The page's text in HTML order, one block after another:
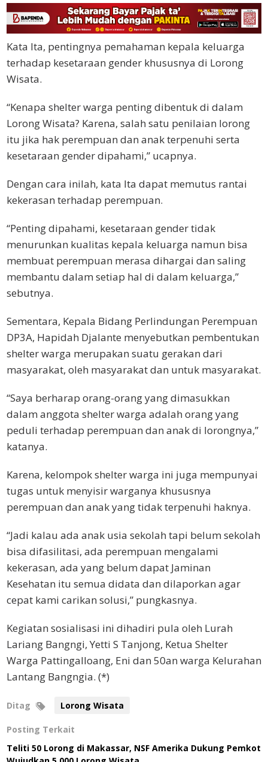
Kata Ita, pentingnya pemahaman kepala keluarga
terhadap kesetaraan gender khususnya di Lorong
Wisata.
“Kenapa shelter warga penting dibentuk di dalam
Lorong Wisata? Karena, salah satu penilaian lorong
itu jika hak perempuan dan anak terpenuhi serta
kesetaraan gender dipahami,” ucapnya.
Dengan cara inilah, kata Ita dapat memutus rantai
kekerasan terhadap perempuan.
“Penting dipahami, kesetaraan gender tidak
menurunkan kualitas kepala keluarga namun bisa
membuat perempuan merasa dihargai dan saling
membantu dalam setiap hal di dalam keluarga,”
sebutnya.
Sementara, Kepala Bidang Perlindungan Perempuan
DP3A, Hapidah Djalante menyebutkan pembentukan
shelter warga merupakan suatu gerakan dari
masyarakat, oleh masyarakat dan untuk masyarakat.
“Saya berharap orang-orang yang dimasukkan
dalam anggota shelter warga adalah orang yang
peduli terhadap perempuan dan anak di lorongnya,”
katanya.
Karena, kelompok shelter warga ini juga mempunyai
tugas untuk menyisir warganya khususnya
perempuan dan anak yang tidak terpenuhi haknya.
“Jadi kalau ada anak usia sekolah tapi belum sekolah
bisa difasilitasi, ada perempuan mengalami
kekerasan, ada yang belum dapat Jaminan
Kesehatan itu semua didata dan dilaporkan agar
cepat kami carikan solusi,” pungkasnya.
Kegiatan sosialisasi ini dihadiri pula oleh Lurah
Lariang Bangngi, Yetti S Tanjong, Ketua Shelter
Warga Pattingalloang, Eni dan 50an warga Kelurahan
Lantang Bangngia. (*)
Ditag Lorong Wisata
Posting Terkait
Teliti 50 Lorong di Makassar, NSF Amerika Dukung Pemkot